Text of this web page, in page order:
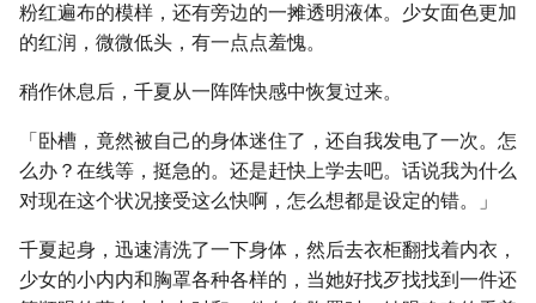
粉红遍布的模样，还有旁边的一摊透明液体。少女面色更加
的红润，微微低头，有一点点羞愧。
稍作休息后，千夏从一阵阵快感中恢复过来。
「卧槽，竟然被自己的身体迷住了，还自我发电了一次。怎
么办？在线等，挺急的。还是赶快上学去吧。话说我为什么
对现在这个状况接受这么快啊，怎么想都是设定的错。」
千夏起身，迅速清洗了一下身体，然后去衣柜翻找着内衣，
少女的小内内和胸罩各种各样的，当她好找歹找找到一件还